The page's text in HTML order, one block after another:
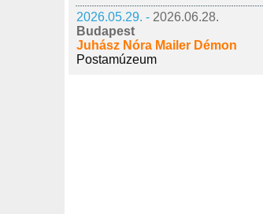
2026.05.29. - 2026.06.28.
Budapest
Juhász Nóra Mailer Démon
Postamúzeum